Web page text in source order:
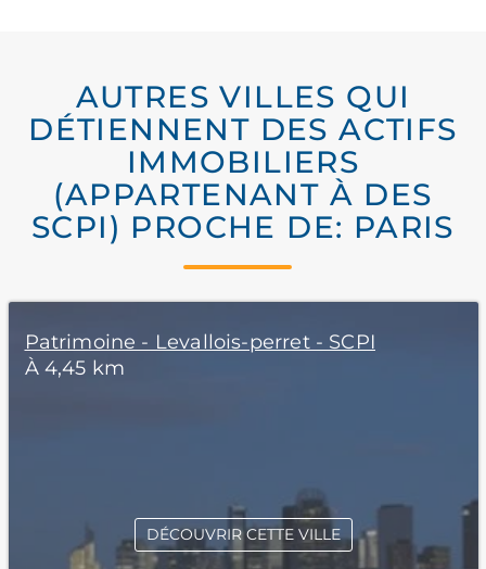
AUTRES VILLES QUI
DÉTIENNENT DES ACTIFS
IMMOBILIERS
(APPARTENANT À DES
SCPI) PROCHE DE: PARIS
Patrimoine - Levallois-perret - SCPI
À 4,45 km
DÉCOUVRIR CETTE VILLE